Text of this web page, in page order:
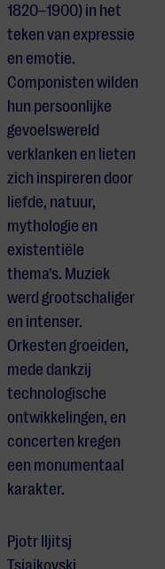
1820–1900) in het
teken van expressie
en emotie.
Componisten wilden
hun persoonlijke
gevoelswereld
verklanken en lieten
zich inspireren door
liefde, natuur,
mythologie en
existentiële
thema’s. Muziek
werd grootschaliger
en intenser.
Orkesten groeiden,
mede dankzij
technologische
ontwikkelingen, en
concerten kregen
een monumentaal
karakter.
Pjotr Iljitsj